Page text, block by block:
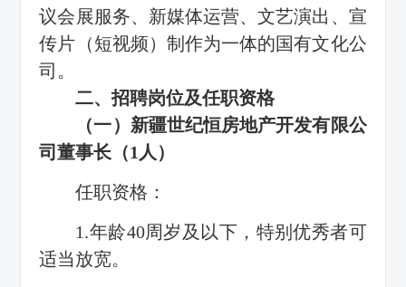
议会展服务、新媒体运营、文艺演出、宣
传片（短视频）制作为一体的国有文化公
司。
二、招聘岗位及任职资格
（一）新疆世纪恒房地产开发有限公
司董事长（1人）
任职资格：
1.年龄40周岁及以下，特别优秀者可
适当放宽。